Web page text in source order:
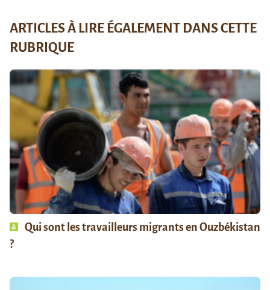
ARTICLES À LIRE ÉGALEMENT DANS CETTE
RUBRIQUE
Qui sont les travailleurs migrants en Ouzbékistan
?